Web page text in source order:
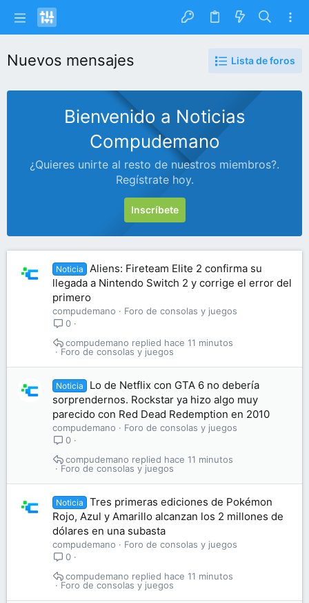
Nuevos mensajes Lista de foros
Bienvenido a Noticias
Compudemano
¿Quieres unirte al resto de nuestros miembros?.
Regístrate hoy.
Inscríbete
Noticia
Aliens: Fireteam Elite 2 confirma su
llegada a Nintendo Switch 2 y corrige el error del
primero
compudemano
Foro de consolas y juegos
0
Foro de consolas y juegos
hace 11 minutos
compudemano
Noticia
Lo de Netflix con GTA 6 no debería
sorprendernos. Rockstar ya hizo algo muy
parecido con Red Dead Redemption en 2010
compudemano
Foro de consolas y juegos
0
Foro de consolas y juegos
hace 11 minutos
compudemano
Noticia
Tres primeras ediciones de Pokémon
Rojo, Azul y Amarillo alcanzan los 2 millones de
dólares en una subasta
compudemano
Foro de consolas y juegos
0
Foro de consolas y juegos
hace 11 minutos
compudemano